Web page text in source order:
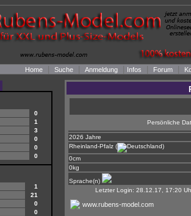
Home| Suche| Anmeldung| Infos Forum|
0
1
3
0
0
0
1
21
0
0
Persönliche
2026 Jahre
Rheinland-Pfalz (
)
0cm
0kg
Sprache(n)
Letzter Login: 28.12.17, 17:20
www.rubens-model.com